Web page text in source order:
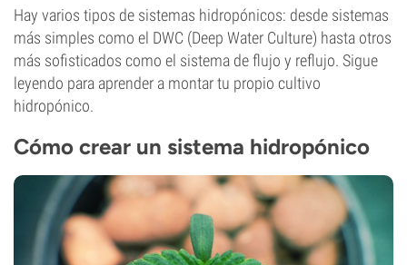
Hay varios tipos de sistemas hidropónicos: desde sistemas
más simples como el DWC (Deep Water Culture) hasta otros
más sofisticados como el sistema de flujo y reflujo. Sigue
leyendo para aprender a montar tu propio cultivo
hidropónico.
Cómo crear un sistema hidropónico